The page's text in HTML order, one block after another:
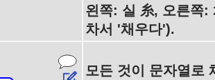
왼쪽: 실 糸, 오른쪽:
차서 '채우다').
모든 것이 문자열로